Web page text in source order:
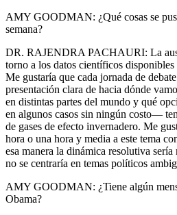
AMY GOODMAN: ¿Qué cosas se
semana?
DR. RAJENDRA PACHAURI: La
torno a los datos científicos
Me gustaría que cada jornada de
presentación clara de hacia dónde
en distintas partes del mundo y qué
en algunos casos sin ningún costo—
de gases de efecto invernadero. Me
hora o una hora y media a este tema
esa manera la dinámica resolutiva
no se centraría en temas políticos
AMY GOODMAN: ¿Tiene algún
Obama?